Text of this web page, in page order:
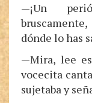
—¡Un
dónde lo has
—Mira, lee
vocecita
sujetaba y